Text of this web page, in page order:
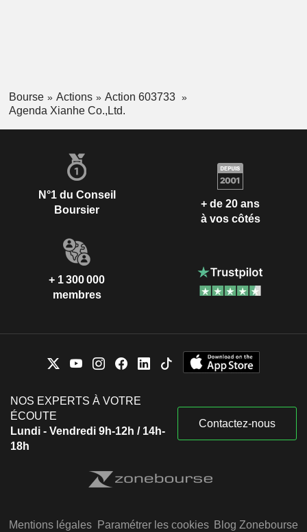
Bourse Actions
Action 603733
Agenda Xianhe Co.,Ltd.
N°1 du Conseil
Boursier
+ de 20 ans
à vos côtés
+ 1 300 000
membres
NOS EXPERTS À VOTRE
ÉCOUTE
Lundi - Vendredi 9h-12h / 14h-
18h
Contactez-nous
Mentions légales Paramétrer les cookies Blog Zonebourse